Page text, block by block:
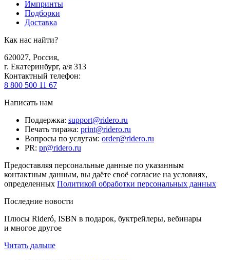
Импринты
Подборки
Доставка
Как нас найти?
620027, Россия,
г. Екатеринбург, а/я 313
Контактный телефон:
8 800 500 11 67
Написать нам
Поддержка: support@ridero.ru
Печать тиража: print@ridero.ru
Вопросы по услугам: order@ridero.ru
PR: pr@ridero.ru
Предоставляя персональные данные по указанным
контактным данным, вы даёте своё согласие на условиях,
определенных Политикой обработки персональных данных
Последние новости
Плюсы Rideró, ISBN в подарок, буктрейлеры, вебинары
и многое другое
Читать дальше